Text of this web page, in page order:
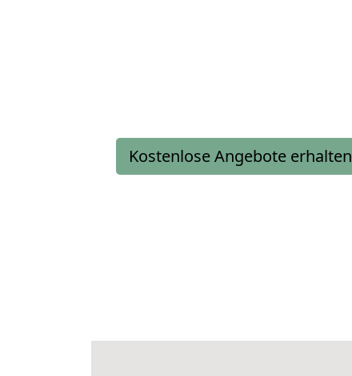
Kostenlose Angebote erhalten